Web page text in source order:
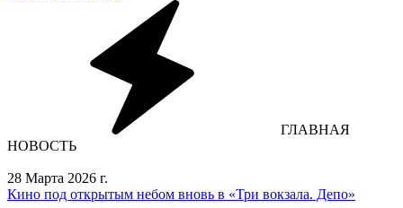
ГЛАВНАЯ
НОВОСТЬ
28 Марта 2026 г.
Кино под открытым небом вновь в «Три вокзала. Депо»